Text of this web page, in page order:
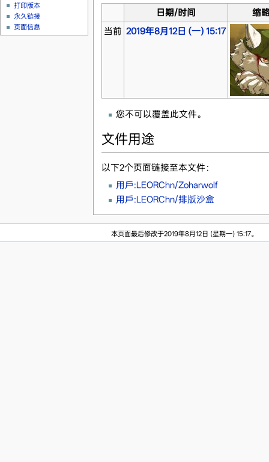
日期/时间
缩
当前 2019年8月12日 (一) 15:17
您不可以覆盖此文件。
文件用途
以下2个页面链接至本文件：
用戶:LEORChn/Zoharwolf
用戶:LEORChn/排版沙盒
打印版本
永久链接
页面信息
本页面最后修改于2019年8月12日 (星期一) 15:17。